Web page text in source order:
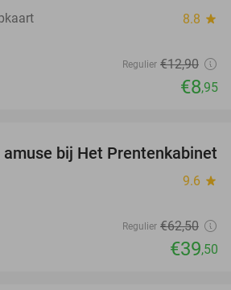
8.8 star
Regulier €12,90
€8,95
37%
bij Het Prentenkabinet
9.6 star
Regulier €62,50
€39,50